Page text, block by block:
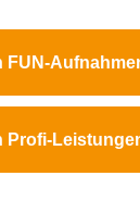
FUN-
Profi-